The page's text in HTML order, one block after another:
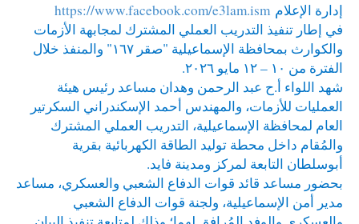
إدارة الإعلام https://www.facebook.com/e3lam.ism
في إطار تنفيذ التدريب العملي المشترك لمجابهة الأزمات
والكوارث بمحافظة الإسماعيلية "صقر ١٦٧" والمنفذ خلال
الفترة من ١٠ – ١٢ مايو ٢٠٢٦.
شهد اللواء أ.ح عبد الرحمن وهدان مساعد رئيس هيئة
العمليات للأزمات، والمهندس أحمد الإسكندراني السكرتير
العام لمحافظة الإسماعيلية، التدريب العملي المشترك
والمُقام داخل محطة توليد الطاقة الكهربائية بقرية
أبوسلطان التابعة لمركز ومدينة فايد.
بحضور مساعد قائد قوات الدفاع الشعبي والعسكري، مساعد
مدير أمن الإسماعيلية، ولجنة قوات الدفاع الشعبي